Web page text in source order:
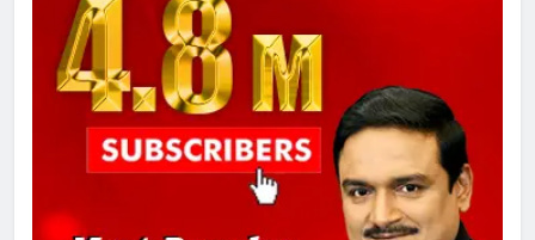
1
SRN अस्पताल का नाम अमर शहीद ठाकुर
रोशन सिंह के नाम पर करने की मांग तेज